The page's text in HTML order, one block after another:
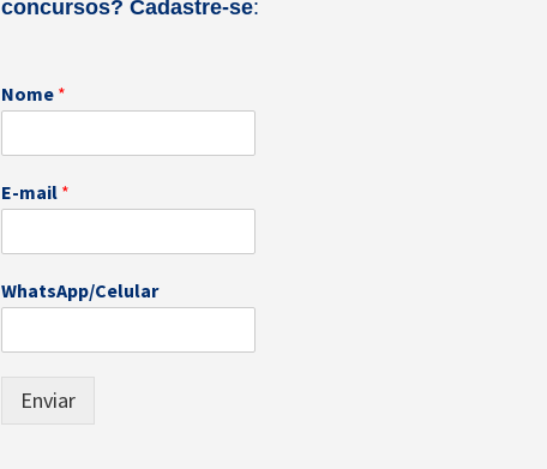
concursos? Cadastre-se:
Nome *
E-mail *
h
t
WhatsApp/Celular
Enviar